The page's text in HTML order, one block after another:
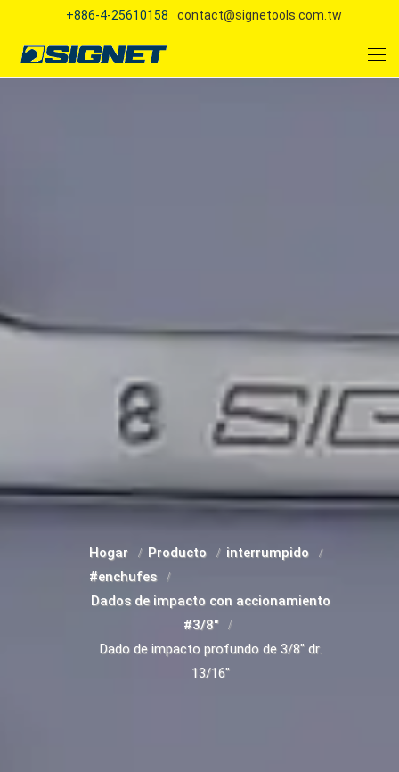
+886-4-25610158 contact@signetools.com.tw
Hogar Producto
interrumpido
#enchufes
Dados de impacto con accionamiento
#3/8"
Dado de impacto profundo de 3/8" dr.
13/16"